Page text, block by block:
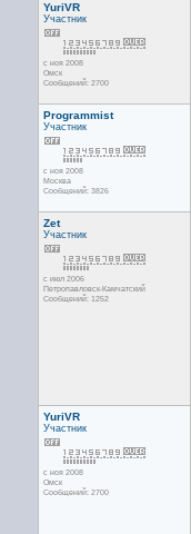
YuriVR
Участник
с ноя 2008
Омск
Сообщений: 2700
Programmist
Участник
с ноя 2008
Москва
Сообщений: 3826
Zet
Участник
с июл 2006
Петропавловск-Камчатский
Сообщений: 1252
YuriVR
Участник
с ноя 2008
Омск
Сообщений: 2700